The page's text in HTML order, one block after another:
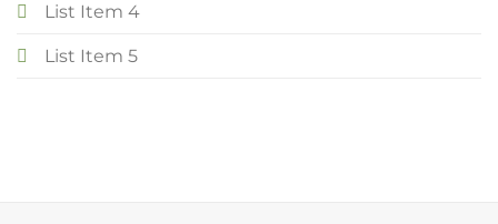
List Item 4
List Item 5